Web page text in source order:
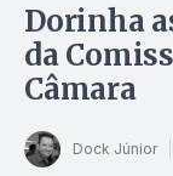
Dorinha
da
Câmara
Dock Júnior